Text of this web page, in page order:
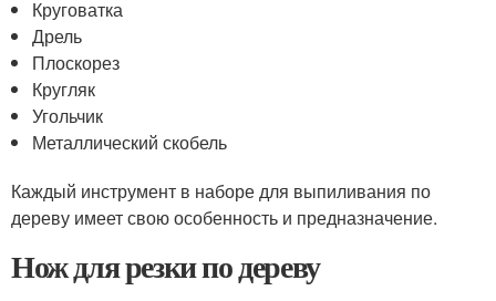
Круговатка
Дрель
Плоскорез
Кругляк
Угольчик
Металлический скобель
Каждый инструмент в наборе для выпиливания по
дереву имеет свою особенность и предназначение.
Нож для резки по дереву